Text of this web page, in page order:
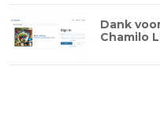
Dank
Chamilo